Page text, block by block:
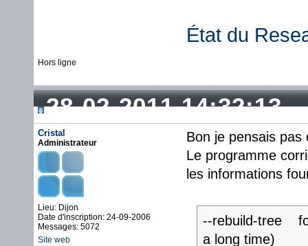
État du
Hors ligne
28-02-2011 14:32:13
Cristal
Administrateur
Lieu: Dijon
Date d'inscription: 24-09-2006
Messages: 5072
Site web
Bon je pensais
Le programme
les informations
--rebuild-tree
a long time)